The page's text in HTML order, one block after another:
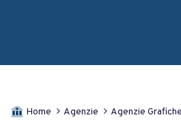
Home Agenzie Agenzie Grafiche